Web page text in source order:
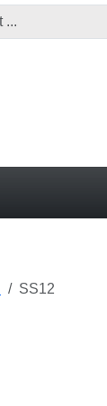
SS12